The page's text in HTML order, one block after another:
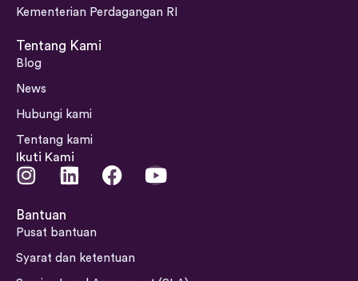
Kementerian Perdagangan RI
Tentang Kami
Blog
News
Hubungi kami
Tentang kami
Ikuti Kami
I
s
t
a
L
k
e
F
b
Y
b
Bantuan
Pusat bantuan
Syarat dan ketentuan